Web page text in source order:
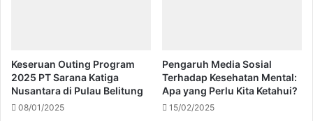
Keseruan Outing Program
2025 PT Sarana Katiga
Nusantara di Pulau Belitung
08/01/2025
Pengaruh Media Sosial
Terhadap Kesehatan Mental:
Apa yang Perlu Kita Ketahui?
15/02/2025